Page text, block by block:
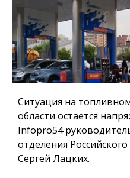
Ситуация на
области остается
Infopro54
отделения
Сергей Лацких.